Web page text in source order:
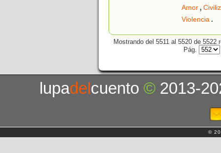
Amor,
Violencia.
Mostrando del 5511 al 5520 de 5522
Pág.
lupadelcuento© 2013-
©